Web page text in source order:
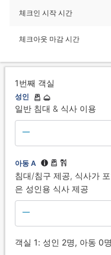
체크인 시작 시간
체크아웃 마감 시간
1번째 객실
성인
일반 침대 & 식사 이용
아동 A
침대/침구 제공, 식사가
은 성인용 식사 제공
객실 1: 성인 2명, 아동 0명